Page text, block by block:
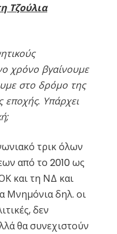
Τζούλια
χρόνο βγαίνουμε
στο δρόμο της
εποχής. Υπάρχει
τρικ όλων
από το 2010 ως
και τη ΝΔ και
Μνημόνια δηλ. οι
δεν
θα συνεχιστούν